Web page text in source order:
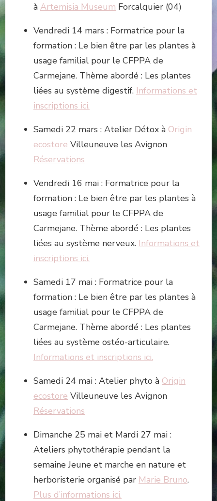
à Artemisia Museum Forcalquier (04)
Vendredi 14 mars : Formatrice pour la
formation : Le bien être par les plantes à
usage familial pour le CFPPA de
Carmejane. Thème abordé : Les plantes
liées au système digestif. Informations et
inscriptions ici.
Samedi 22 mars : Atelier Détox à Origin
ecostore Villeuneuve les Avignon
Réservations
Vendredi 16 mai : Formatrice pour la
formation : Le bien être par les plantes à
usage familial pour le CFPPA de
Carmejane. Thème abordé : Les plantes
liées au système nerveux. Informations et
inscriptions ici.
Samedi 17 mai : Formatrice pour la
formation : Le bien être par les plantes à
usage familial pour le CFPPA de
Carmejane. Thème abordé : Les plantes
liées au système ostéo-articulaire.
Informations et inscriptions ici.
Samedi 24 mai : Atelier phyto à Origin
ecostore Villeuneuve les Avignon
Réservations
Dimanche 25 mai et Mardi 27 mai :
Ateliers phytothérapie pendant la
semaine Jeune et marche en nature et
herboristerie organisé par Marie Bruno.
Plus d’informations ici.